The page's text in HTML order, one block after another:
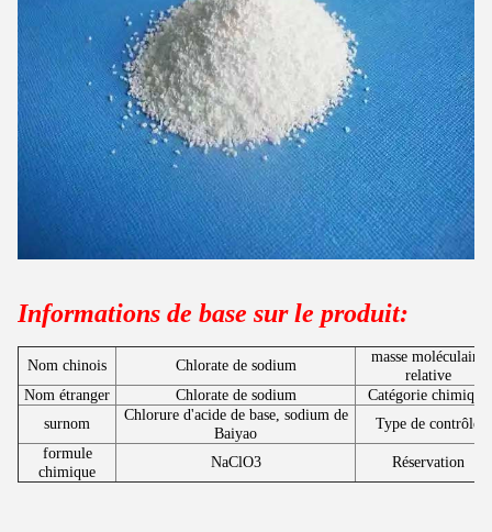
Informations de base sur le produit:
Nom chinois Chlorate de sodium
masse moléculaire
relative
Nom étranger
Chlorate de sodium
Catégorie chimique
surnom
Chlorure d'acide de base, sodium de
Baiyao
Type de contrôle
formule
chimique
NaClO3 Réservation